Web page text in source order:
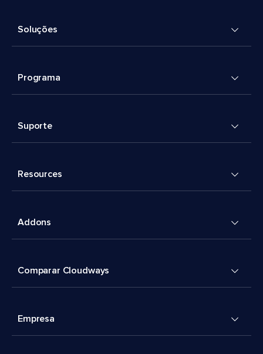
Soluções
Programa
Suporte
Resources
Addons
Comparar Cloudways
Empresa